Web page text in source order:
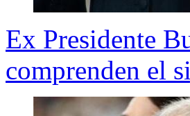
Ex Presidente
comprenden el